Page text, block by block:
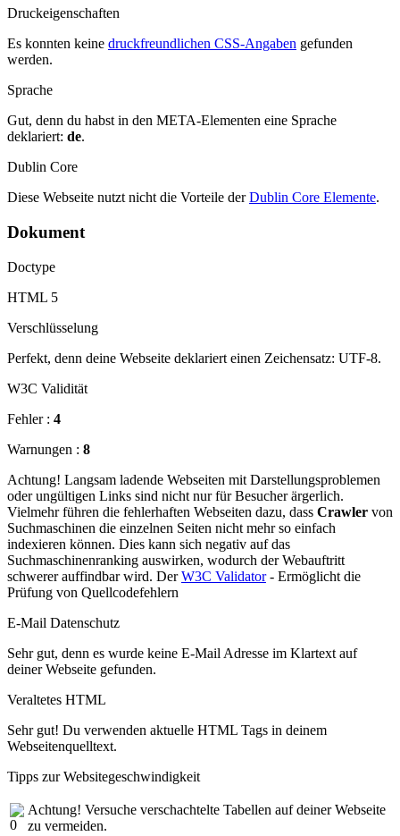
Druckeigenschaften
Es konnten keine druckfreundlichen CSS-Angaben gefunden
werden.
Sprache
Gut, denn du habst in den META-Elementen eine Sprache
deklariert: de.
Dublin Core
Diese Webseite nutzt nicht die Vorteile derDublin Core Elemente.
Dokument
Doctype
HTML 5
Verschlüsselung
Perfekt, denn deine Webseite deklariert einen Zeichensatz: UTF-8.
W3C Validität
Fehler : 4
Warnungen : 8
Achtung! Langsam ladende Webseiten mit Darstellungsproblemen
oder ungültigen Links sind nicht nur für Besucher ärgerlich.
Vielmehr führen die fehlerhaften Webseiten dazu, dass Crawler von
Suchmaschinen die einzelnen Seiten nicht mehr so einfach
indexieren können. Dies kann sich negativ auf das
Suchmaschinenranking auswirken, wodurch der Webauftritt
schwerer auffindbar wird. DerW3C Validator- Ermöglicht die
Prüfung von Quellcodefehlern
E-Mail Datenschutz
Sehr gut, denn es wurde keine E-Mail Adresse im Klartext auf
deiner Webseite gefunden.
Veraltetes HTML
Sehr gut! Du verwenden aktuelle HTML Tags in deinem
Webseitenquelltext.
Tipps zur Websitegeschwindigkeit
Achtung! Versuche verschachtelte Tabellen auf deiner Webseite
zu vermeiden.